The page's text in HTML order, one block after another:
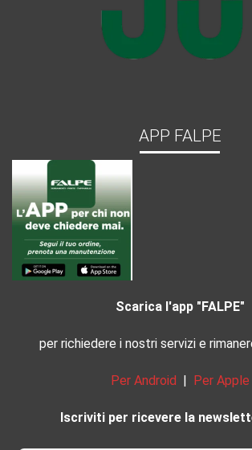
APP FALPE
Scarica l'app "FALPE"
per richiedere i nostri servizi e
Per Android | Per Apple
Iscriviti per ricevere la